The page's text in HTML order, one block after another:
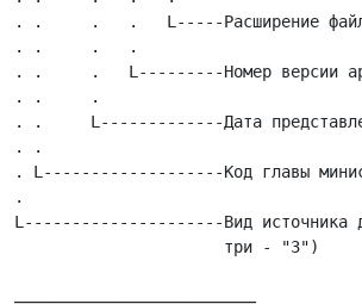
. .     .   .   L-----Расширение
. .     .   .
. .     .   L---------Номер версии
. .     .
. .     L-------------Дата
. .
. L-------------------Код главы
.
L---------------------Вид источника